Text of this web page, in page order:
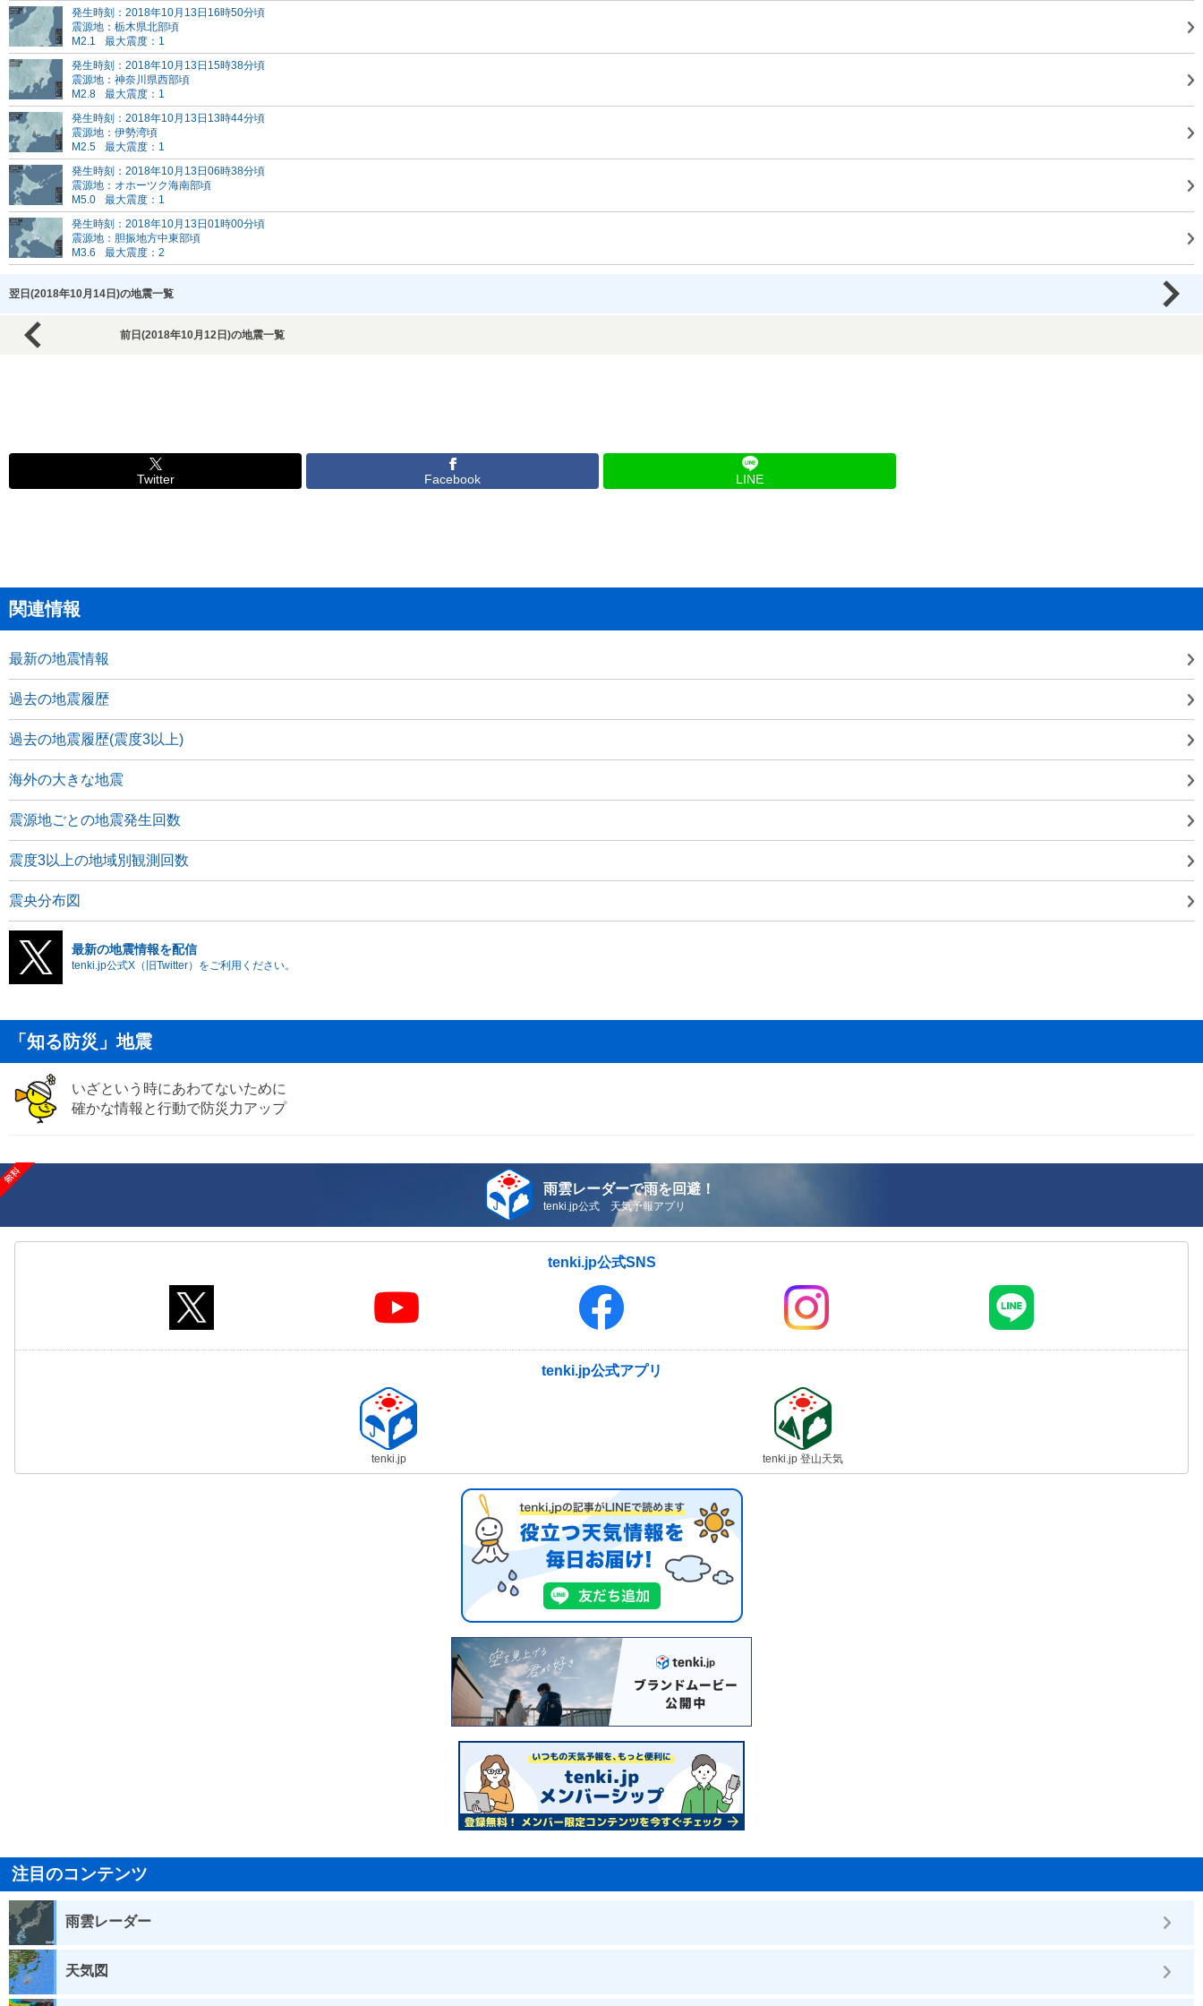
発生時刻：2018年10月13日16時50分頃
震源地：栃木県北部頃
M2.1
最大震度：1
発生時刻：2018年10月13日15時38分頃
震源地：神奈川県西部頃
M2.8
最大震度：1
発生時刻：2018年10月13日13時44分頃
震源地：伊勢湾頃
M2.5
最大震度：1
発生時刻：2018年10月13日06時38分頃
震源地：オホーツク海南部頃
M5.0
最大震度：1
発生時刻：2018年10月13日01時00分頃
震源地：胆振地方中東部頃
M3.6
最大震度：2
翌日(2018年10月14日)の地震一覧
前日(2018年10月12日)の地震一覧
Twitter Facebook LINE
関連情報
最新の地震情報
過去の地震履歴
過去の地震履歴(震度3以上)
海外の大きな地震
震源地ごとの地震発生回数
震度3以上の地域別観測回数
震央分布図
最新の地震情報を配信
tenki.jp公式X（旧Twitter）をご利用ください。
「知る防災」地震
いざという時にあわてないために
確かな情報と行動で防災力アップ
雨雲レーダーで雨を回避！
tenki.jp公式 天気予報アプリ
tenki.jp公式SNS
tenki.jp公式アプリ
tenki.jp tenki.jp 登山天気
注目のコンテンツ
雨雲レーダー
天気図